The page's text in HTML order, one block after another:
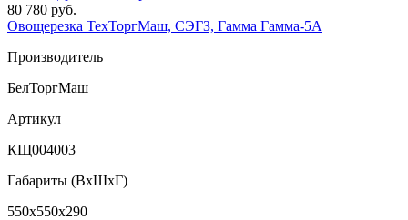
80 780 руб.
Овощерезка ТехТоргМаш, СЭГЗ, Гамма Гамма-5А
Производитель
БелТоргМаш
Артикул
КЩ004003
Габариты (ВxШxГ)
550x550x290